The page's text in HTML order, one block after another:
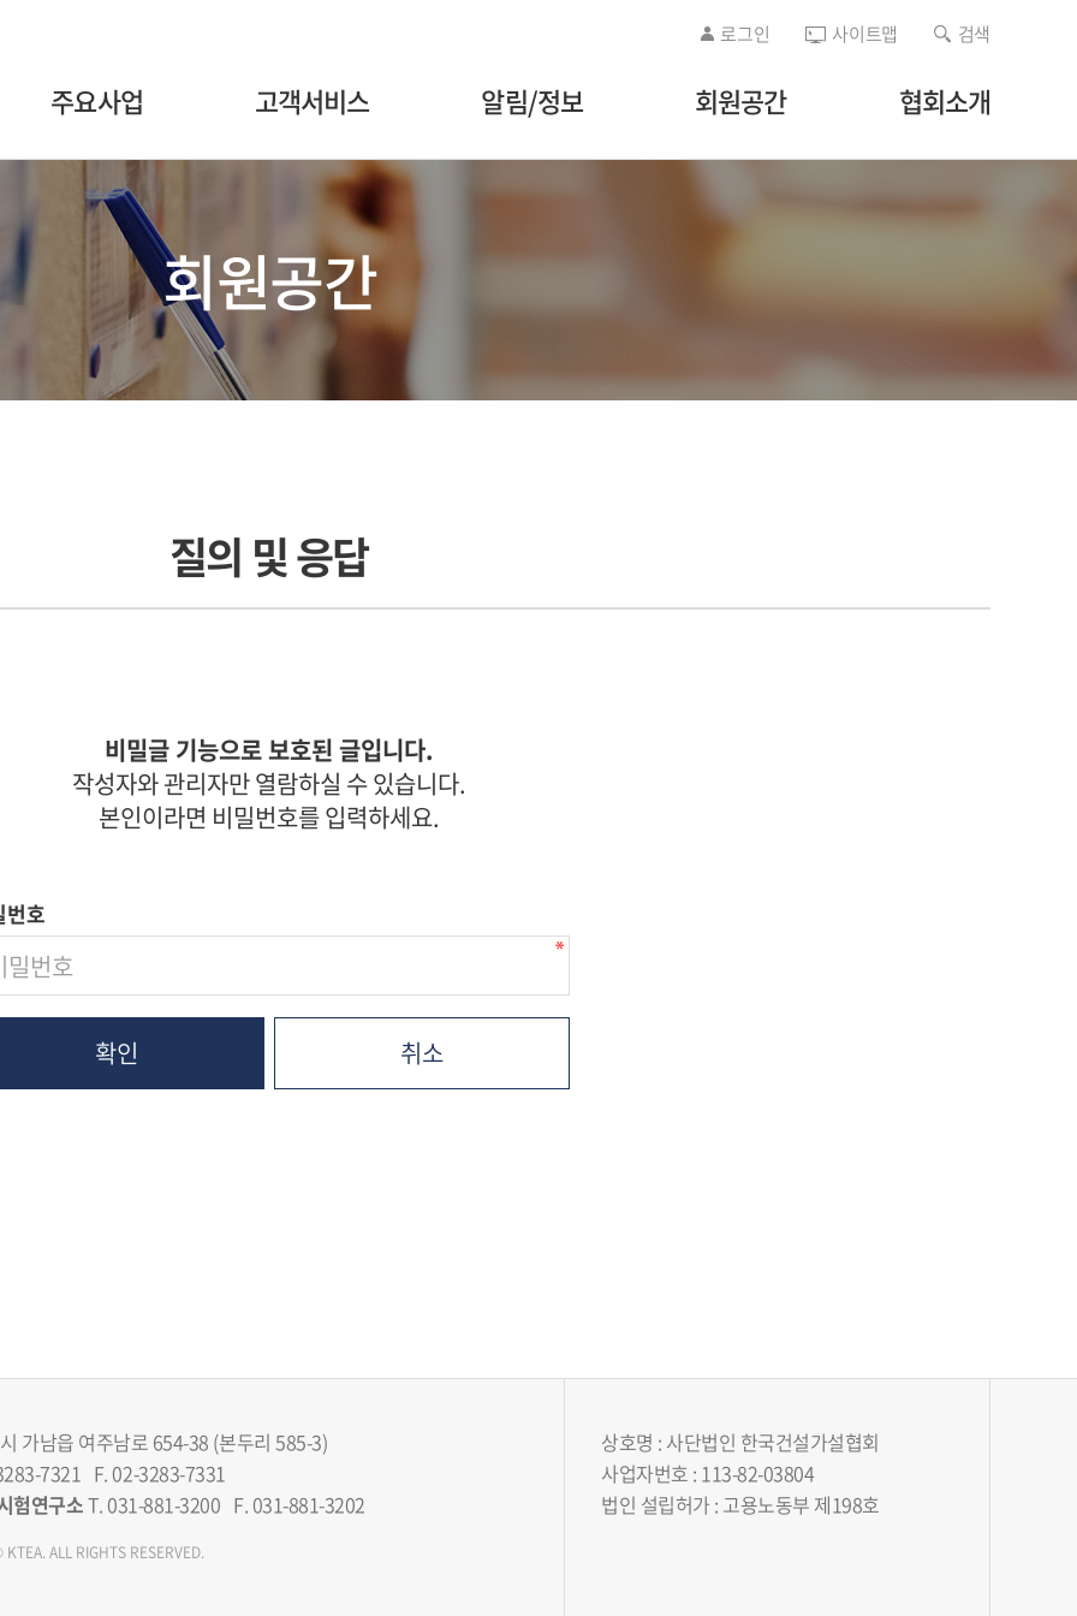
로그인 사이트맵 검색
주요사업 고객서비스 알림/정보 회원공간 협회소개
회원공간
질의 및 응답
비밀글 기능으로 보호된 글입니다.
작성자와 관리자만 열람하실 수 있습니다.
본인이라면 비밀번호를 입력하세요.
번호
취소
가남읍 여주남로 654-38 (본두리 585-3)
7321 F. 02-3283-7331
험연구소T. 031-881-3200 F. 031-881-3202
ALL RIGHTS RESERVED.
상호명 : 사단법인 한국건설가설협회
사업자번호 : 113-82-03804
법인 설립허가 : 고용노동부 제198호